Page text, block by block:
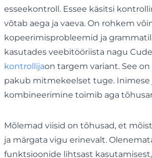
esseekontroll. Essee käsitsi
võtab aega ja vaeva. On rohkem
kopeerimisprobleemid ja
kasutades veebitööriista nagu
kontrollijaon targem variant. See on
pakub mitmekeelset tuge.
kombineerimine toimib aga
Mõlemad viisid on tõhusad, et
ja märgata vigu erinevalt.
funktsioonide lihtsast